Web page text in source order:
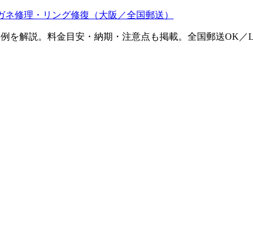
修理・リング修復（大阪／全国郵送）
を解説。料金目安・納期・注意点も掲載。全国郵送OK／